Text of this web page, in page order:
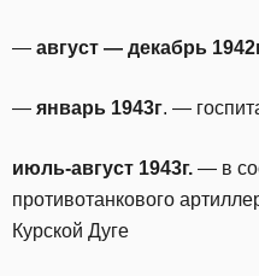
— август — декабрь
— январь 1943г. —
июль-август 1943г. — в
противотанкового
Курской Дуге